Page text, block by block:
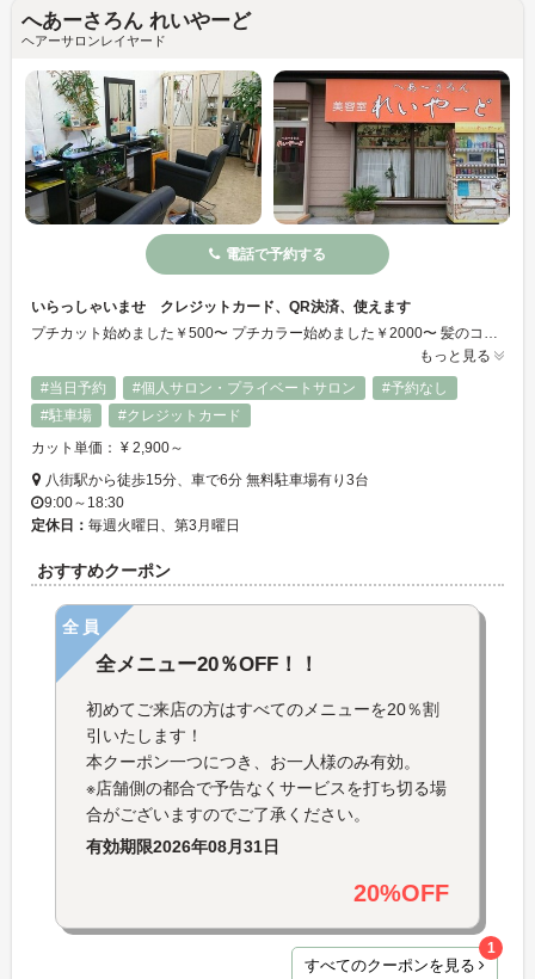
へあーさろん れいやーど
ヘアーサロンレイヤード
電話で予約する
いらっしゃいませ クレジットカード、QR決済、使えます
プチカット始めました￥500〜 プチカラー始めました￥2000〜 髪のコンディションを整えながらパーマやカラーを楽しめると人気のヘアサロンです♪複数のたんぱく質を使い分け、その時の髪質にあった薬剤やトリートメントを選んでいます◎カラーしてもすぐに色が抜けてしまう人、縮毛矯正をかけてもモチが悪い人にオススメです☆メンズもOK！長年、さまざまなお客様にご来店いただく信頼の厚いサロンです♪
もっと見る
#当日予約
#個人サロン・プライベートサロン
#予約なし
#駐車場
#クレジットカード
カット単価： ¥ 2,900～
八街駅から徒歩15分、車で6分 無料駐車場有り3台
9:00～18:30
定休日： 毎週火曜日、第3月曜日
おすすめクーポン
全員
全メニュー20％OFF！！
初めてご来店の方はすべてのメニューを20％割
引いたします！
本クーポン一つにつき、お一人様のみ有効。
※店舗側の都合で予告なくサービスを打ち切る場
合がございますのでご了承ください。
有効期限2026年08月31日
20%OFF
すべてのクーポンを見る
1